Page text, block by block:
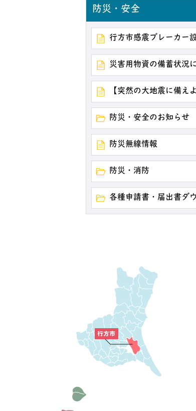
防災・安全
行方市感震ブレーカー
災害用物資の備蓄状況
【突然の大地震に備え
防災・安全のお知らせ
防災無線情報
防災・消防
各種申請書・届出書ダ